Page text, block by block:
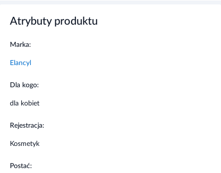
Atrybuty produktu
Marka:
Elancyl
Dla kogo:
dla kobiet
Rejestracja:
Kosmetyk
Postać: